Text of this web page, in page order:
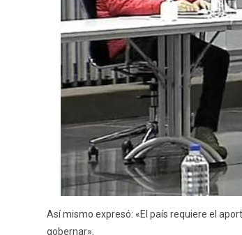
Así mismo expresó: «El país requiere el
gobernar».